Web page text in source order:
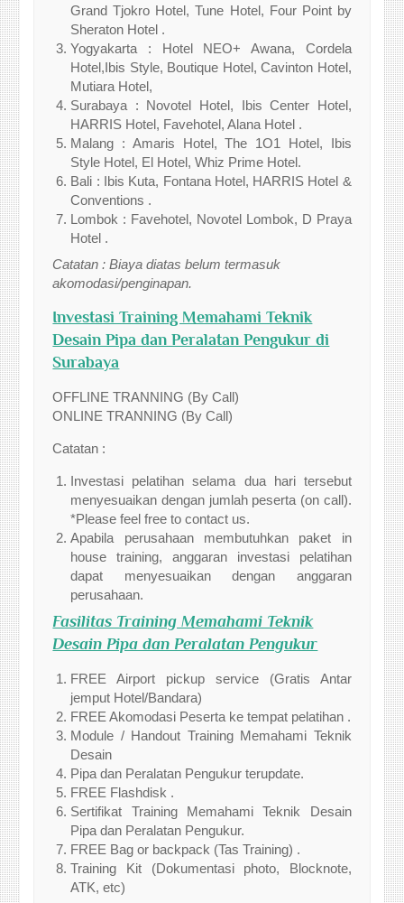
Grand Tjokro Hotel, Tune Hotel, Four Point by
Sheraton Hotel .
Yogyakarta : Hotel NEO+ Awana, Cordela
Hotel,Ibis Style, Boutique Hotel, Cavinton Hotel,
Mutiara Hotel,
Surabaya : Novotel Hotel, Ibis Center Hotel,
HARRIS Hotel, Favehotel, Alana Hotel .
Malang : Amaris Hotel, The 1O1 Hotel, Ibis
Style Hotel, El Hotel, Whiz Prime Hotel.
Bali : Ibis Kuta, Fontana Hotel, HARRIS Hotel &
Conventions .
Lombok : Favehotel, Novotel Lombok, D Praya
Hotel .
Catatan : Biaya diatas belum termasuk
akomodasi/penginapan.
Investasi Training Memahami Teknik
Desain Pipa dan Peralatan Pengukur di
Surabaya
OFFLINE TRANNING (By Call)
ONLINE TRANNING (By Call)
Catatan :
Investasi pelatihan selama dua hari tersebut
menyesuaikan dengan jumlah peserta (on call).
*Please feel free to contact us.
Apabila perusahaan membutuhkan paket in
house training, anggaran investasi pelatihan
dapat menyesuaikan dengan anggaran
perusahaan.
Fasilitas Training Memahami Teknik
Desain Pipa dan Peralatan Pengukur
FREE Airport pickup service (Gratis Antar
jemput Hotel/Bandara)
FREE Akomodasi Peserta ke tempat pelatihan .
Module / Handout Training Memahami Teknik
Desain
Pipa dan Peralatan Pengukur terupdate.
FREE Flashdisk .
Sertifikat Training Memahami Teknik Desain
Pipa dan Peralatan Pengukur.
FREE Bag or backpack (Tas Training) .
Training Kit (Dokumentasi photo, Blocknote,
ATK, etc)